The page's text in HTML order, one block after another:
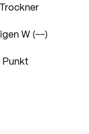
W (--)
Punkt